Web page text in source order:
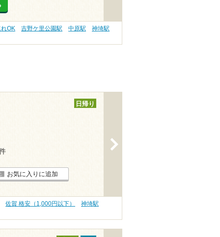
OK 吉野ケ里公園駅 中原駅 神埼駅
日帰り
お気に入りに追加
佐賀 格安（1,000円以下） 神埼駅